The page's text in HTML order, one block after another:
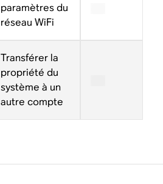
paramètres du
réseau WiFi
Transférer la
propriété du
système à un
autre compte